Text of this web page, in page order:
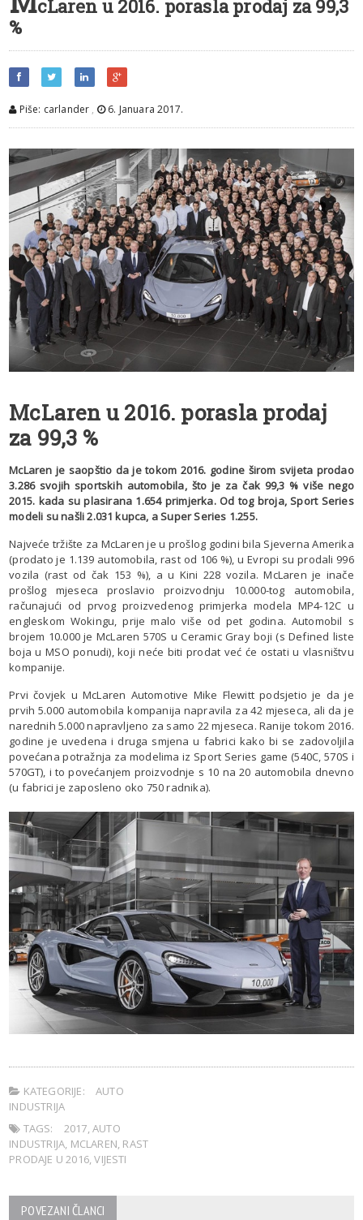
cLaren u 2016. porasla prodaj za 99,3
%
Piše: carlander , 6. Januara 2017.
McLaren u 2016. porasla prodaj
za 99,3 %
McLaren je saopštio da je tokom 2016. godine širom svijeta prodao
3.286 svojih sportskih automobila, što je za čak 99,3 % više nego
2015. kada su plasirana 1.654 primjerka. Od tog broja, Sport Series
modeli su našli 2.031 kupca, a Super Series 1.255.
Najveće tržište za McLaren je u prošlog godini bila Sjeverna Amerika
(prodato je 1.139 automobila, rast od 106 %), u Evropi su prodali 996
vozila (rast od čak 153 %), a u Kini 228 vozila. McLaren je inače
prošlog mjeseca proslavio proizvodnju 10.000-tog automobila,
računajući od prvog proizvedenog primjerka modela MP4-12C u
engleskom Wokingu, prije malo više od pet godina. Automobil s
brojem 10.000 je McLaren 570S u Ceramic Gray boji (s Defined liste
boja u MSO ponudi), koji neće biti prodat već će ostati u vlasništvu
kompanije.
Prvi čovjek u McLaren Automotive Mike Flewitt podsjetio je da je
prvih 5.000 automobila kompanija napravila za 42 mjeseca, ali da je
narednih 5.000 napravljeno za samo 22 mjeseca. Ranije tokom 2016.
godine je uvedena i druga smjena u fabrici kako bi se zadovoljila
povećana potražnja za modelima iz Sport Series game (540C, 570S i
570GT), i to povećanjem proizvodnje s 10 na 20 automobila dnevno
(u fabrici je zaposleno oko 750 radnika).
KATEGORIJE:
AUTO
INDUSTRIJA
TAGS:
2017,AUTO
INDUSTRIJA, MCLAREN, RAST
PRODAJE U 2016,VIJESTI
POVEZANI ČLANCI